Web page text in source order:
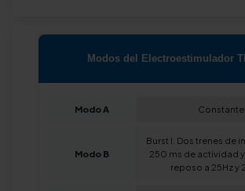
Modos del Electroestimulador
Modo A Constante
Modo B
Burst I. Dos trenes de
250 ms de actividad
reposo a 25Hz y